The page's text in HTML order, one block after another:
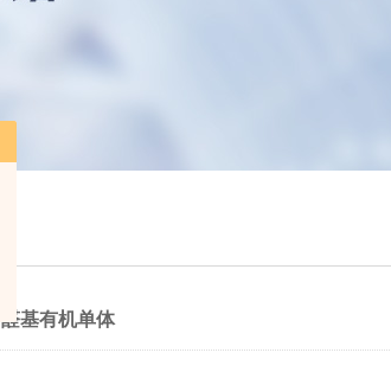
基有机单体